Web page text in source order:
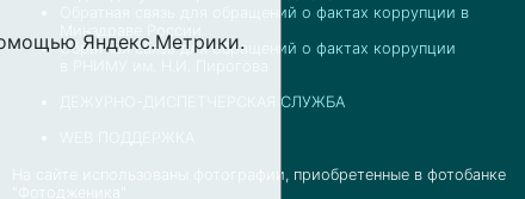
Обратная связь для обращений о фактах коррупции в
Минздраве России
Обратная связь для обращений о фактах коррупции
ДЕЖУРНО-ДИСПЕТЧЕРСКАЯ СЛУЖБА
На сайте использованы фотографии, приобретенные в фотобанке
"Фотодженика"
Яндекс.Метрики.